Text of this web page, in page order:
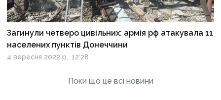
Загинули четверо цивільних: армія рф атакувала 11
населених пунктів Донеччини
4 вересня 2022 р., 12:28
Поки що це всі новини